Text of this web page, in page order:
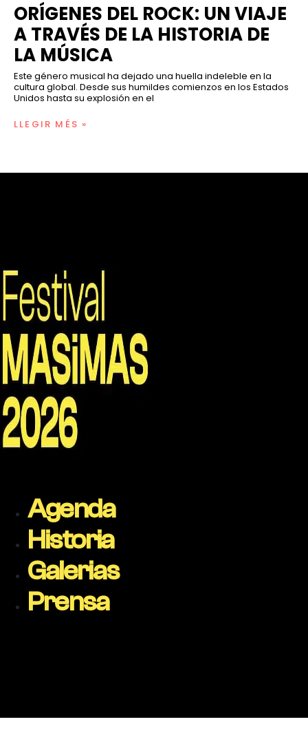
ORÍGENES DEL ROCK: UN VIAJE
A TRAVÉS DE LA HISTORIA DE
LA MÚSICA
Este género musical ha dejado una huella indeleble en la
cultura global. Desde sus humildes comienzos en los Estados
Unidos hasta su explosión en el
LLEGIR MÉS »
Agenda
Historia
Galerias
Prensa